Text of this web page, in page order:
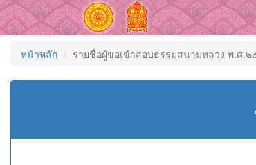
หน้าหลัก รายชื่อผู้ขอเข้าสอบธรรมสนามหลวง พ.ศ.